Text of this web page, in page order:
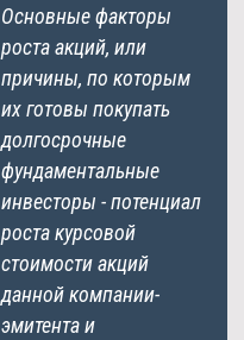
Основные факторы
роста акций, или
причины, по которым
их готовы покупать
долгосрочные
фундаментальные
инвесторы - потенциал
роста курсовой
стоимости акций
данной компании-
эмитента и